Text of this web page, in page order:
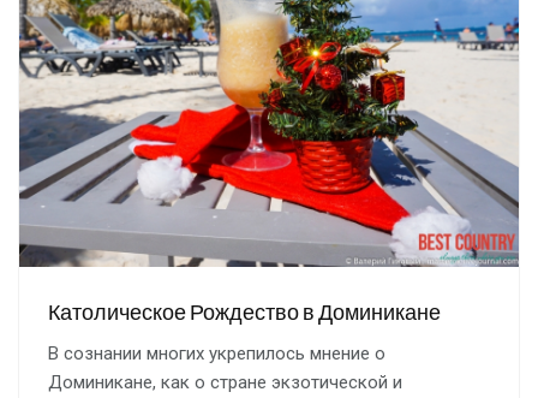
Католическое Рождество в Доминикане
В сознании многих укрепилось мнение о
Доминикане, как о стране экзотической и